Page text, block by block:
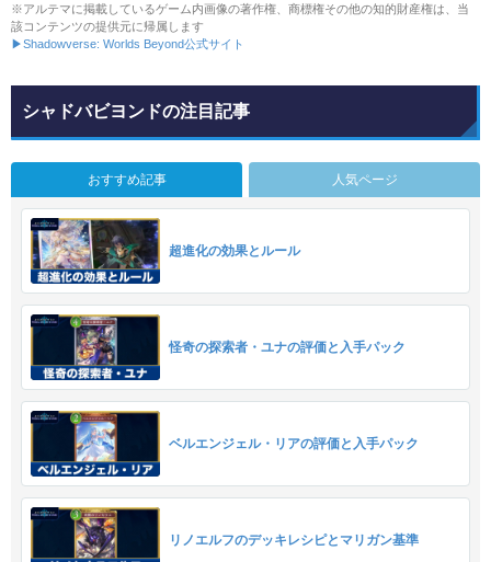
※アルテマに掲載しているゲーム内画像の著作権、商標権その他の知的財産権は、当
該コンテンツの提供元に帰属します
▶Shadowverse: Worlds Beyond公式サイト
シャドバビヨンドの注目記事
おすすめ記事 人気ページ
超進化の効果とルール
怪奇の探索者・ユナの評価と入手パック
ベルエンジェル・リアの評価と入手パック
リノエルフのデッキレシピとマリガン基準